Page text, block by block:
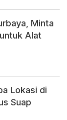
Minta
Alat
Lokasi di
Suap